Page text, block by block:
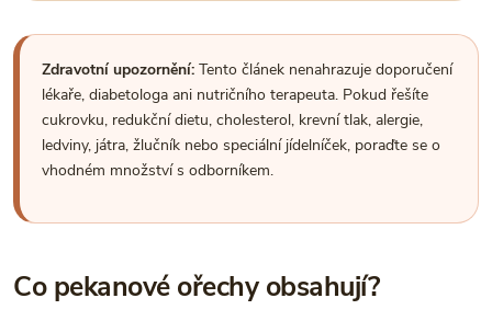
Zdravotní upozornění: Tento článek nenahrazuje doporučení
lékaře, diabetologa ani nutričního terapeuta. Pokud řešíte
cukrovku, redukční dietu, cholesterol, krevní tlak, alergie,
ledviny, játra, žlučník nebo speciální jídelníček, poraďte se o
vhodném množství s odborníkem.
Co pekanové ořechy obsahují?